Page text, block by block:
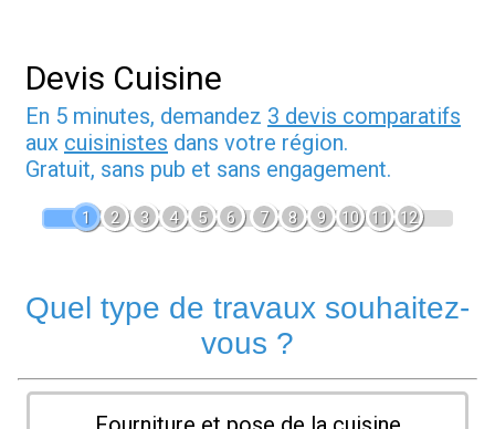
Devis Cuisine
En 5 minutes, demandez 3 devis comparatifs
aux cuisinistes dans votre région.
Gratuit, sans pub et sans engagement.
1 2 3 4 5 6 7 8 9 10 11 12
Quel type de travaux souhaitez-
vous ?